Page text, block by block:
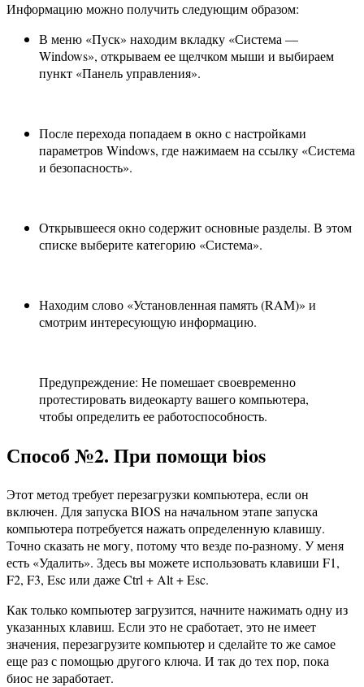
Информацию можно получить следующим образом:
В меню «Пуск» находим вкладку «Система —
Windows», открываем ее щелчком мыши и выбираем
пункт «Панель управления».
После перехода попадаем в окно с настройками
параметров Windows, где нажимаем на ссылку «Система
и безопасность».
Открывшееся окно содержит основные разделы. В этом
списке выберите категорию «Система».
Находим слово «Установленная память (RAM)» и
смотрим интересующую информацию.
Предупреждение: Не помешает своевременно
протестировать видеокарту вашего компьютера,
чтобы определить ее работоспособность.
Способ №2. При помощи bios
Этот метод требует перезагрузки компьютера, если он
включен. Для запуска BIOS на начальном этапе запуска
компьютера потребуется нажать определенную клавишу.
Точно сказать не могу, потому что везде по-разному. У меня
есть «Удалить». Здесь вы можете использовать клавиши F1,
F2, F3, Esc или даже Ctrl + Alt + Esc.
Как только компьютер загрузится, начните нажимать одну из
указанных клавиш. Если это не сработает, это не имеет
значения, перезагрузите компьютер и сделайте то же самое
еще раз с помощью другого ключа. И так до тех пор, пока
биос не заработает.